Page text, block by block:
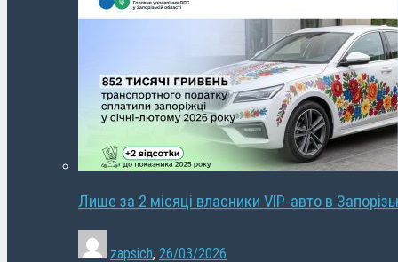
Лише за 2 місяці власники VIP-авто в
zapsich, 26/03/2026